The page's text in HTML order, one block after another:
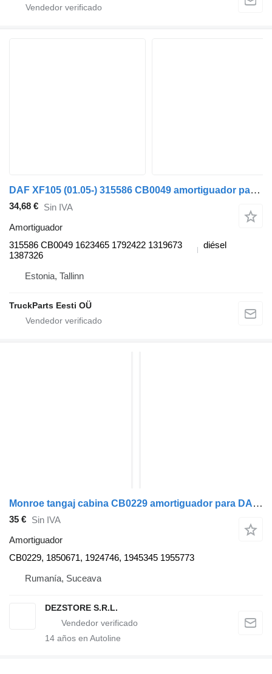
DAF XF105 (01.05-) 315586 CB0049 amortiguador para DAF XF95, XF105 (2001-2014) cabeza tractora
34,68 € Sin IVA
Amortiguador
315586 CB0049 1623465 1792422 1319673
1387326
diésel
Estonia, Tallinn
TruckParts Eesti OÜ
Monroe tangaj cabina CB0229 amortiguador para DAF XF cabeza tractora
35 € Sin IVA
Amortiguador
CB0229, 1850671, 1924746, 1945345 1955773
Rumanía, Suceava
DEZSTORE S.R.L.
14 años en Autoline